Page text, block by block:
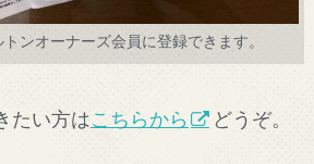
ンオーナーズ会員に登録できます。
たい方はこちらから どうぞ。